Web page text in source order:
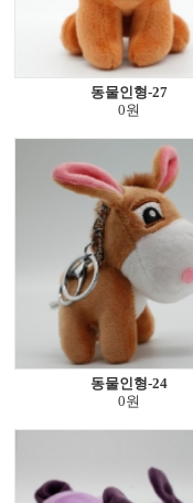
동물인형-27
0원
동물인형-24
0원